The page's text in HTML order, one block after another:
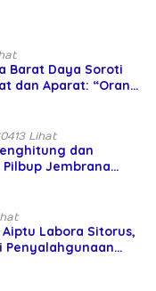
Barat Daya Soroti
dan Aparat: “Orang
Lihat
dan
Jembrana
Labora Sitorus,
Penyalahgunaan